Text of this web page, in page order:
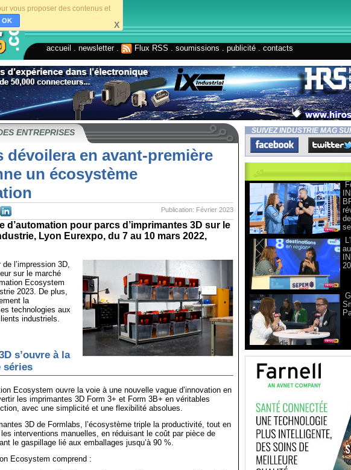
vous proposer des contenus et
OK X
accueil newsletter. Flux RSS soumissions publicité contacts
ENTREPRISES
dévoilera en avant-première
un écosystème
Publication: Février 2023
d’automation pour parcs d’imprimantes 3D sur le
Lyon Eurexpo, du 7 au 10 mars 2022,
l’impression 3D,
sur le marché
Ecosystem
2023. De plus,
la
technologies aux
industriels.
s’ouvre à la
séries
Ecosystem ouvre la voie à une nouvelle vague d’innovation en
les imprimantes 3D Form 3+ et Form 3B+ en véritables
avec une simplicité et une flexibilité absolues.
3D de Formlabs, l’écosystème triple la productivité, tout en
interventions manuelles, en réduisant le coût par pièce de
le gaspillage lié aux emballages jusqu’à 90 %.
Ecosystem comprend :
SUIVEZ INDUSTRIE MAG